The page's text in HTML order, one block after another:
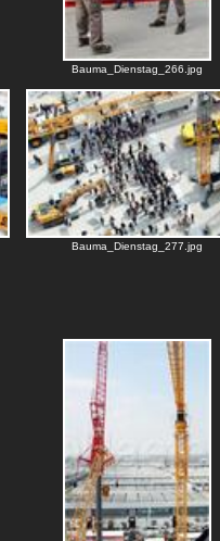
Bauma_Dienstag_266.jpg
Bauma_Dienstag_277.jpg